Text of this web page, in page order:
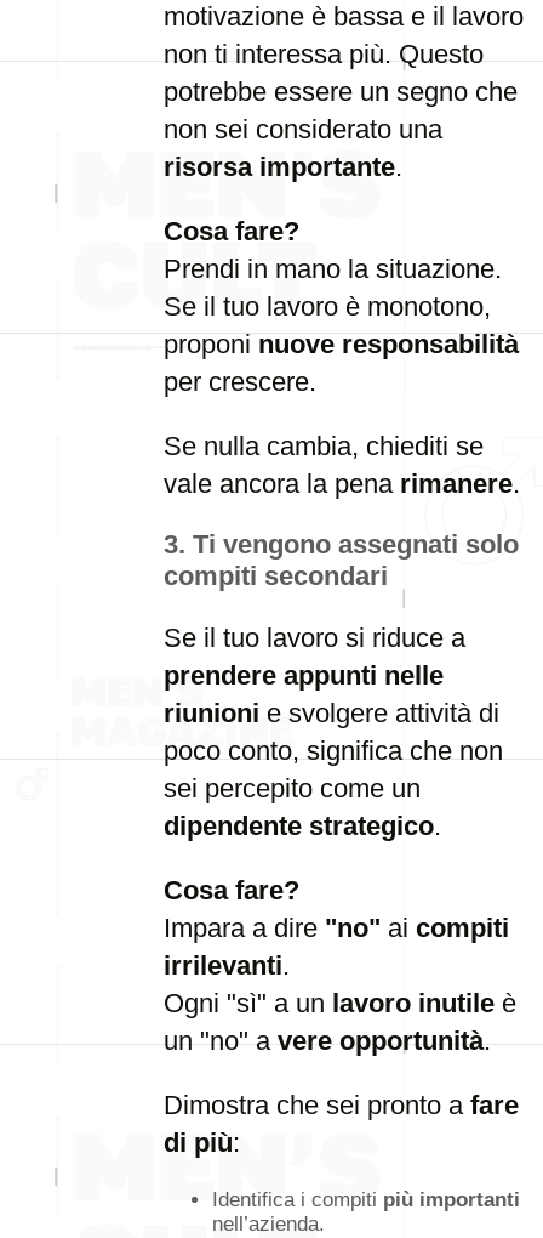
motivazione è bassa e il lavoro
non ti interessa più. Questo
potrebbe essere un segno che
non sei considerato una
risorsa importante.
Cosa fare?
Prendi in mano la situazione.
Se il tuo lavoro è monotono,
proponinuove responsabilità
per crescere.
Se nulla cambia, chiediti se
vale ancora la pena rimanere.
3. Ti vengono assegnati solo
compiti secondari
Se il tuo lavoro si riduce a
prendere appunti nelle
riunioni e svolgere attività di
poco conto, significa che non
sei percepito come un
dipendente strategico.
Cosa fare?
Impara a dire "no" ai compiti
irrilevanti.
Ogni "sì" a un lavoro inutile è
un "no" a vere opportunità.
Dimostra che sei pronto a fare
di più:
Identifica i compiti più importanti
nell’azienda.